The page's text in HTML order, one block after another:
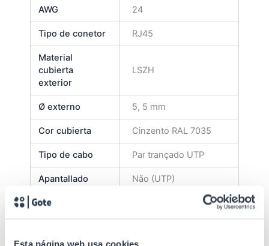
AWG 24
Tipo de conetor RJ45
Material
cubierta
exterior
LSZH
Ø externo 5, 5 mm
Cor cubierta Cinzento RAL 7035
Tipo de cabo Par trançado UTP
Apantallado Não (UTP)
Proteção
Tampa injectada com
Durabilidade